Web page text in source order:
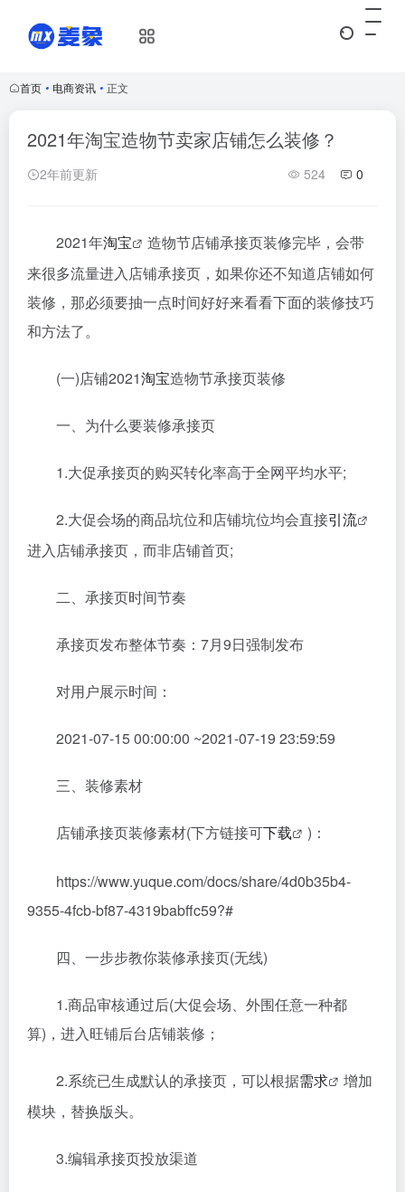
首页 • 电商资讯 • 正文
2021年淘宝造物节卖家店铺怎么装修？
2年前更新 524 0
2021年淘宝
造物节店铺承接页装修完毕，会带
来很多流量进入店铺承接页，如果你还不知道店铺如何
装修，那必须要抽一点时间好好来看看下面的装修技巧
和方法了。
(一)店铺2021淘宝造物节承接页装修
一、为什么要装修承接页
1.大促承接页的购买转化率高于全网平均水平;
2.大促会场的商品坑位和店铺坑位均会直接引流
进入店铺承接页，而非店铺首页;
二、承接页时间节奏
承接页发布整体节奏：7月9日强制发布
对用户展示时间：
2021-07-15 00:00:00 ~2021-07-19 23:59:59
三、装修素材
店铺承接页装修素材(下方链接可下载 )：
https://www.yuque.com/docs/share/4d0b35b4-
9355-4fcb-bf87-4319babffc59?#
四、一步步教你装修承接页(无线)
1.商品审核通过后(大促会场、外围任意一种都
算)，进入旺铺后台店铺装修；
2.系统已生成默认的承接页，可以根据需求
增加
模块，替换版头。
3.编辑承接页投放渠道